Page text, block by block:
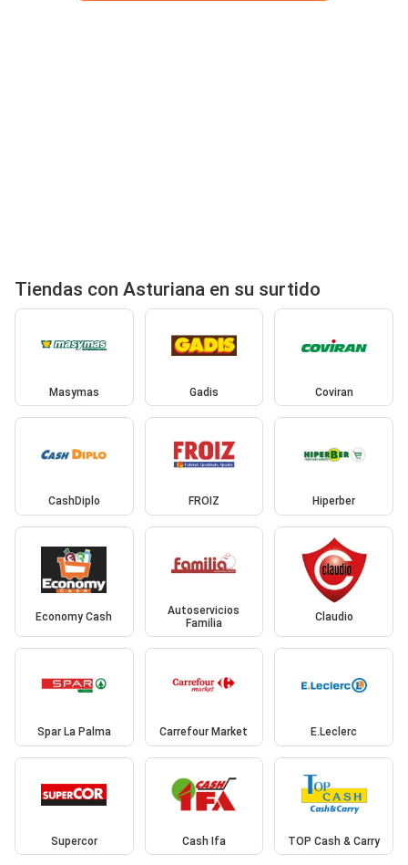
Tiendas con Asturiana en su surtido
Masymas Gadis Coviran
CashDiplo FROIZ Hiperber
Economy Cash
Autoservicios
Familia
Claudio
Spar La Palma Carrefour Market E.Leclerc
Supercor Cash Ifa TOP Cash & Carry